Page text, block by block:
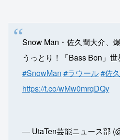
Snow Man・佐久間大介、
うっとり！「Bass Bon」
#SnowMan #ラウール#佐
https://t.co/wMw0mrqDQy
— UtaTen芸能ニュース部